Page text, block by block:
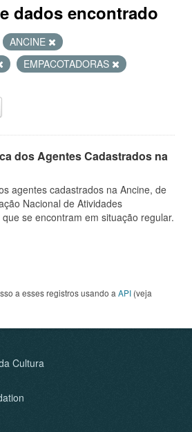
dados encontrado
ANCINE
EMPACOTADORAS
dos Agentes Cadastrados na
agentes cadastrados na Ancine, de
Nacional de Atividades
se encontram em situação regular.
a esses registros usando a API (veja
Cultura